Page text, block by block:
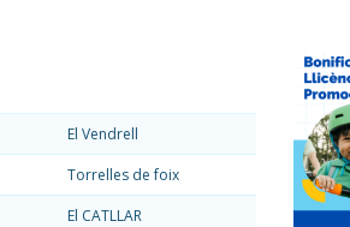
El Vendrell
Torrelles de foix
El CATLLAR